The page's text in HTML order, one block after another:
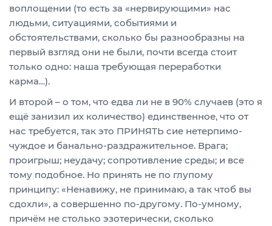
воплощении (то есть за «нервирующими» нас
людьми, ситуациями, событиями и
обстоятельствами, сколько бы разнообразны на
первый взгляд они не были, почти всегда стоит
только одно: наша требующая переработки
карма…).
И второй – о том, что едва ли не в 90% случаев (это я
ещё занизил их количество) единственное, что от
нас требуется, так это ПРИНЯТЬ сие нетерпимо-
чуждое и банально-раздражительное. Врага;
проигрыш; неудачу; сопротивление среды; и все
тому подобное. Но принять не по глупому
принципу: «Ненавижу, не принимаю, а так чтоб вы
сдохли», а совершенно по-другому. По-умному,
причём не столько эзотерически, сколько